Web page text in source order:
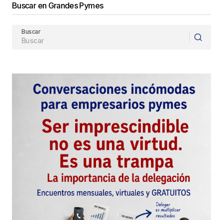
Buscar en Grandes Pymes
Buscar